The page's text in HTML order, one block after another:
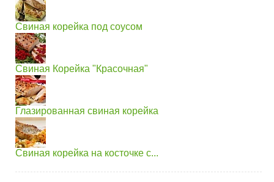
Свиная корейка под соусом
Свиная Корейка "Красочная"
Глазированная свиная корейка
Свиная корейка на косточке с...